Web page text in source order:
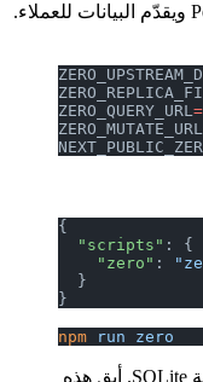
هو المحرّك الذي ينسخ Postgres ويقدّم البيانات للعملاء.
ZERO_QUERY_URL
  "scripts"
: {
    "zero"
:
  }
npm run zero
ينسخ التشغيل الأول جداولك إلى ملف نسخة SQLite. أبقِ هذه